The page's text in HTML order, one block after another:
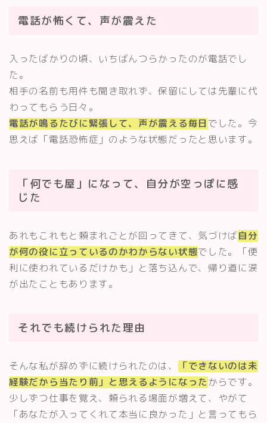
電話が怖くて、声が震えた
入ったばかりの頃、いちばんつらかったのが電話でし
た。
相手の名前も用件も聞き取れず、保留にしては先輩に代
わってもらう日々。
電話が鳴るたびに緊張して、声が震える毎日 でした。今
思えば「電話恐怖症」のような状態だったと思います。
「何でも屋」になって、自分が空っぽに感
じた
あれもこれもと頼まれごとが回ってきて、気づけば自分
が何の役に立っているのかわからない状態でした。「便
利に使われているだけかも」と落ち込んで、帰り道に涙
が出たこともあります。
それでも続けられた理由
そんな私が辞めずに続けられたのは、
「できないのは未
経験だから当たり前」と思えるようになったからです。
少しずつ仕事を覚え、頼られる場面が増えて、やがて
「あなたが入ってくれて本当に良かった」と言ってもら